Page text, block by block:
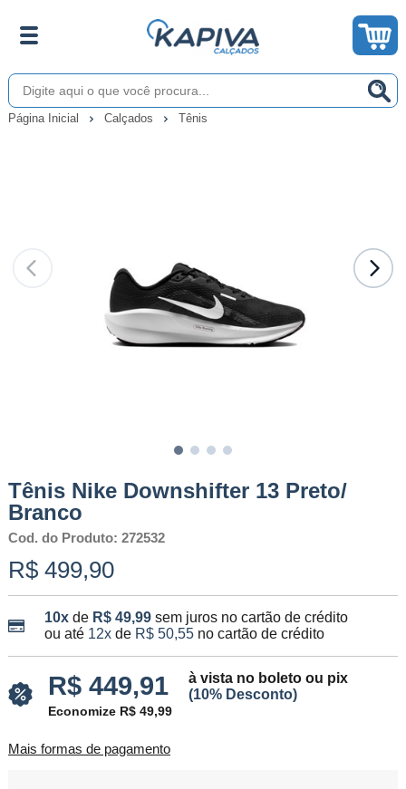
Página Inicial Calçados Tênis
Tênis Nike Downshifter 13 Preto/
Branco
Cod. do Produto: 272532
R$ 499,90
10xde R$ 49,99 sem juros no cartão de crédito
ou até 12xde R$ 50,55no cartão de crédito
R$ 449,91
à vista no boleto ou pix
(10% Desconto)
Economize R$ 49,99
Mais formas de pagamento